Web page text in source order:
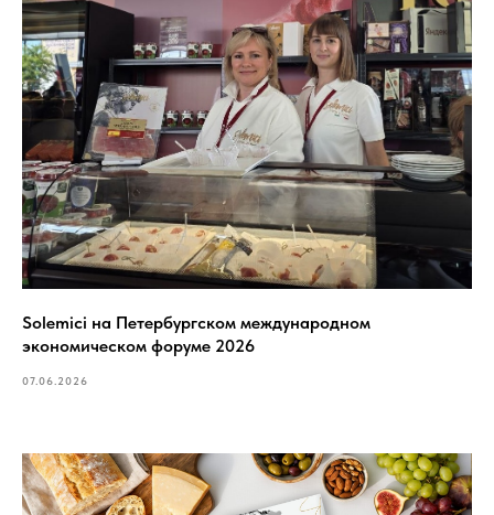
Solemici на Петербургском международном
экономическом форуме 2026
07.06.2026